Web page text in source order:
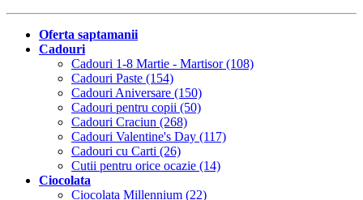
Oferta saptamanii
Cadouri
Cadouri 1-8 Martie - Martisor (108)
Cadouri Paste (154)
Cadouri Aniversare (150)
Cadouri pentru copii (50)
Cadouri Craciun (268)
Cadouri Valentine's Day (117)
Cadouri cu Carti (26)
Cutii pentru orice ocazie (14)
Ciocolata
Ciocolata Millennium (22)